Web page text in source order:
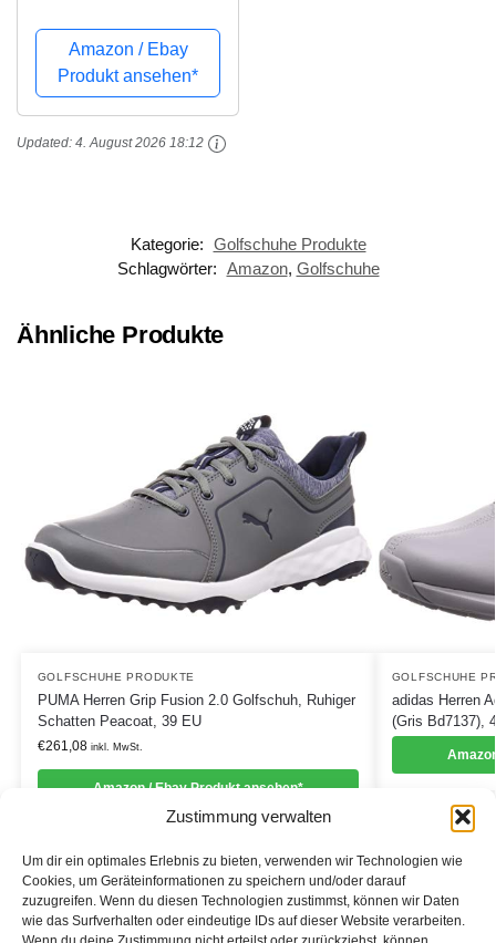
Zustimmung verwalten
Um dir ein optimales Erlebnis zu bieten, verwenden wir Technologien wie
Cookies, um Geräteinformationen zu speichern und/oder darauf
zuzugreifen. Wenn du diesen Technologien zustimmst, können wir Daten
wie das Surfverhalten oder eindeutige IDs auf dieser Website verarbeiten.
Golfschuhe, Schwarz
(Black Black), 47 EU
Amazon / Ebay
Produkt ansehen*
Updated: 4. August 2026 18:12
Kategorie: Golfschuhe Produkte
Schlagwörter: Amazon, Golfschuhe
Ähnliche Produkte
GOLFSCHUHE PRODUKTE
PUMA Herren Grip Fusion 2.0 Golfschuh, Ruhiger
Schatten Peacoat, 39 EU
€261,08 inkl. MwSt.
Amazon / Ebay Produkt ansehen*
GOLFSCHUHE
adidas Herren
(Gris Bd7137),
Informationen